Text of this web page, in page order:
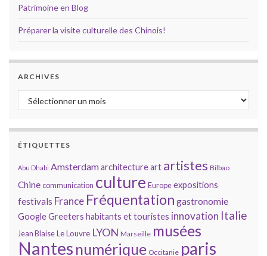
Patrimoine en Blog
Préparer la visite culturelle des Chinois!
ARCHIVES
Archives
ÉTIQUETTES
Abu Dhabi Amsterdamarchitectureart artistes Bilbao
Chinecommunication culture Europeexpositions
festivals France Fréquentation gastronomie
GoogleGreeters habitants et touristes innovation Italie
Jean BlaiseLe Louvre LYON Marseille musées
Nantes numérique Occitanie paris